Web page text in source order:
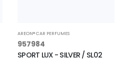
AREON® CAR PERFUMES
957984
SPORT LUX - SILVER / SL02